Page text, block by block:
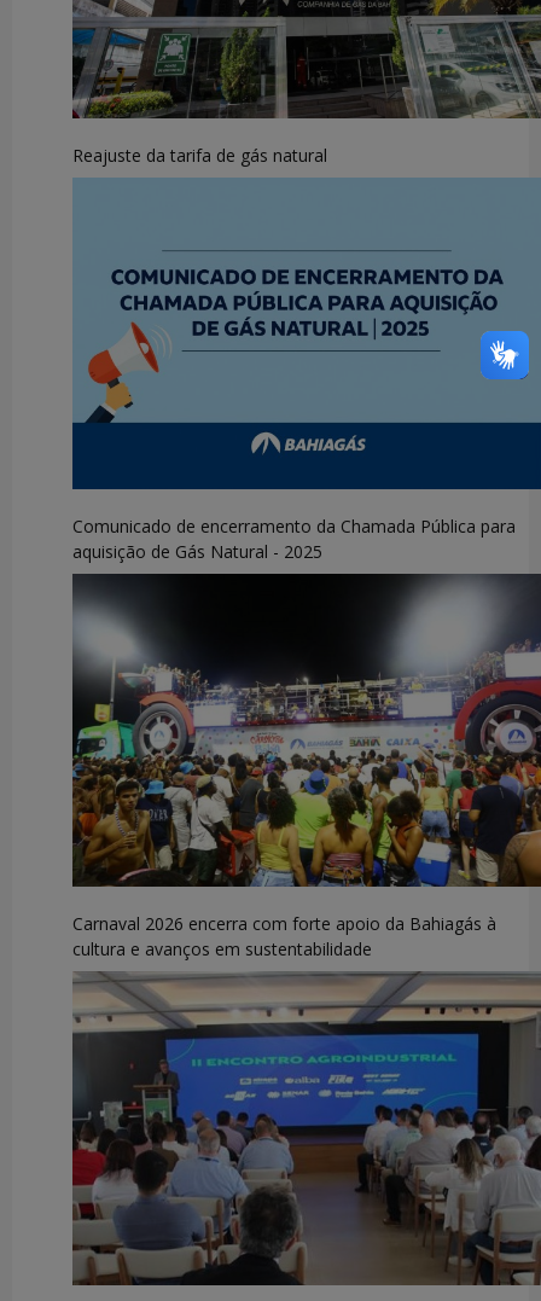
Reajuste da tarifa de gás natural
Comunicado de encerramento da Chamada Pública para
aquisição de Gás Natural - 2025
Carnaval 2026 encerra com forte apoio da Bahiagás à
cultura e avanços em sustentabilidade